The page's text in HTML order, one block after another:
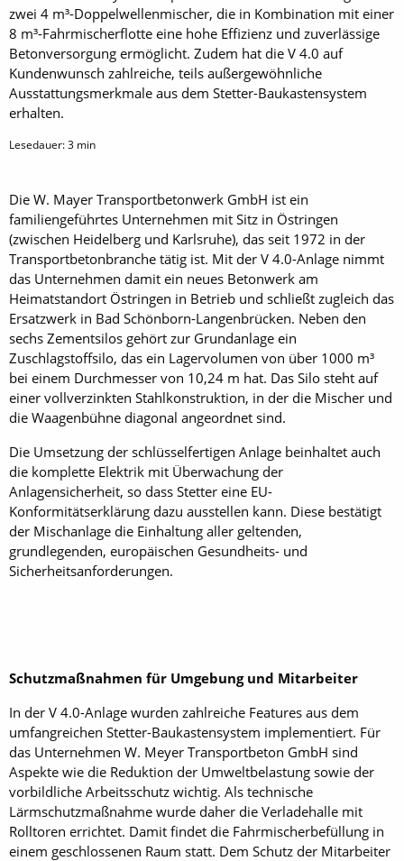
zwei 4 m³-Doppelwellenmischer, die in Kombination mit einer
8 m³-Fahrmischerflotte eine hohe Effizienz und zuverlässige
Betonversorgung ermöglicht. Zudem hat die V 4.0 auf
Kundenwunsch zahlreiche, teils außergewöhnliche
Ausstattungsmerkmale aus dem Stetter-Baukastensystem
erhalten.
Lesedauer:3 min
Die W. Mayer Transportbetonwerk GmbH ist ein
familiengeführtes Unternehmen mit Sitz in Östringen
(zwischen Heidelberg und Karlsruhe), das seit 1972 in der
Transportbetonbranche tätig ist. Mit der V 4.0-Anlage nimmt
das Unternehmen damit ein neues Betonwerk am
Heimatstandort Östringen in Betrieb und schließt zugleich das
Ersatzwerk in Bad Schönborn-Langenbrücken. Neben den
sechs Zementsilos gehört zur Grundanlage ein
Zuschlagstoffsilo, das ein Lagervolumen von über 1000 m³
bei einem Durchmesser von 10,24 m hat. Das Silo steht auf
einer vollverzinkten Stahlkonstruktion, in der die Mischer und
die Waagenbühne diagonal angeordnet sind.
Die Umsetzung der schlüsselfertigen Anlage beinhaltet auch
die komplette Elektrik mit Überwachung der
Anlagensicherheit, so dass Stetter eine EU-
Konformitätserklärung dazu ausstellen kann. Diese bestätigt
der Mischanlage die Einhaltung aller geltenden,
grundlegenden, europäischen Gesundheits- und
Sicherheitsanforderungen.
Schutzmaßnahmen für Umgebung und Mitarbeiter
In der V 4.0-Anlage wurden zahlreiche Features aus dem
umfangreichen Stetter-Baukastensystem implementiert. Für
das Unternehmen W. Meyer Transportbeton GmbH sind
Aspekte wie die Reduktion der Umweltbelastung sowie der
vorbildliche Arbeitsschutz wichtig. Als technische
Lärmschutzmaßnahme wurde daher die Verladehalle mit
Rolltoren errichtet. Damit findet die Fahrmischerbefüllung in
einem geschlossenen Raum statt. Dem Schutz der Mitarbeiter